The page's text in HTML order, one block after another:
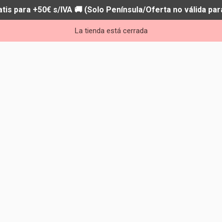
para +50€ s/IVA 🚚 (Solo Península/Oferta no válida
La tienda está cerrada